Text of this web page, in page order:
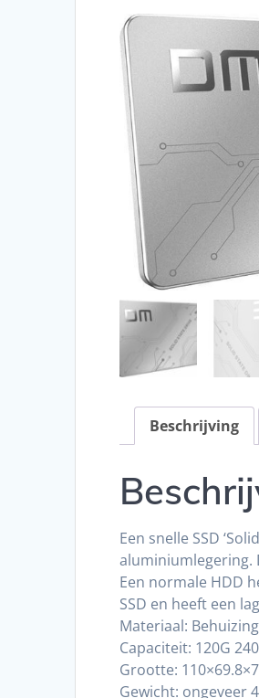
Beschrijving
Een snelle SSD
aluminiumlegering.
Een normale HDD
SSD en heeft een
Materiaal:
Capaciteit: 120G
Grootte:
Gewicht: ongeveer